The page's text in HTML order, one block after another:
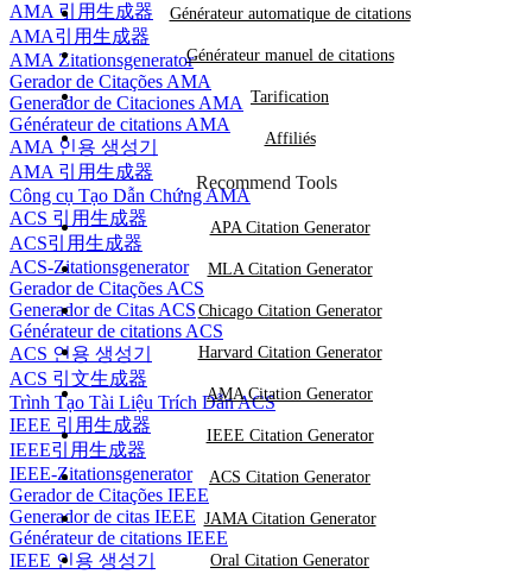
AMA 引用生成器
AMA引用生成器
AMA Zitationsgenerator
Gerador de Citações AMA
Generador de Citaciones AMA
Générateur de citations AMA
AMA 인용 생성기
AMA 引用生成器
Công cụ Tạo Dẫn Chứng AMA
ACS 引用生成器
ACS引用生成器
ACS-Zitationsgenerator
Gerador de Citações ACS
Generador de Citas ACS
Générateur de citations ACS
ACS 인용 생성기
ACS 引文生成器
Trình Tạo Tài Liệu Trích Dẫn ACS
IEEE 引用生成器
IEEE引用生成器
IEEE-Zitationsgenerator
Gerador de Citações IEEE
Generador de citas IEEE
Générateur de citations IEEE
IEEE 인용 생성기
Générateur automatique de citations
Générateur manuel de citations
Tarification
Affiliés
Recommend Tools
APA Citation Generator
MLA Citation Generator
Chicago Citation Generator
Harvard Citation Generator
AMA Citation Generator
IEEE Citation Generator
ACS Citation Generator
JAMA Citation Generator
Oral Citation Generator